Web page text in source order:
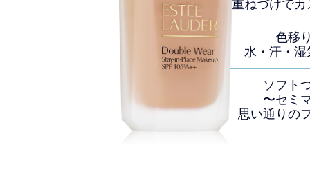
重ねづけでカ
色移
水・汗・湿
ソフト
〜セミ
思い通りの